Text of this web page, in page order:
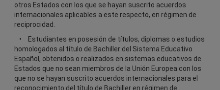
otros Estados con los que se hayan suscrito acuerdos
internacionales aplicables a este respecto, en régimen de
reciprocidad.
Estudiantes en posesión de títulos, diplomas o estudios
homologados al título de Bachiller del Sistema Educativo
Español, obtenidos o realizados en sistemas educativos de
Estados que no sean miembros de la Unión Europea con los
que no se hayan suscrito acuerdos internacionales para el
reconocimiento del título de Bachiller en régimen de